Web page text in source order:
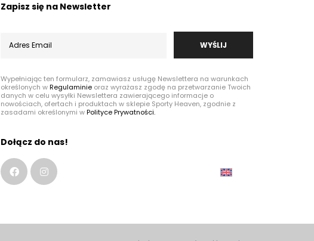
Zapisz się na Newsletter
WYŚLIJ
Wypełniając ten formularz, zamawiasz usługę Newslettera na warunkach
określonych wRegulaminie oraz wyrażasz zgodę na przetwarzanie Twoich
danych w celu wysyłki Newslettera zawierającego informacje o
nowościach, ofertach i produktach w sklepie Sporty Heaven, zgodnie z
zasadami określonymi wPolityce Prywatności.
Dołącz do nas!